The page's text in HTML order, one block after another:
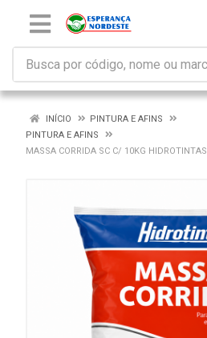
INÍCIO
PINTURA E AFINS
PINTURA E AFINS
MASSA CORRIDA SC C/ 10KG HIDROTINTAS